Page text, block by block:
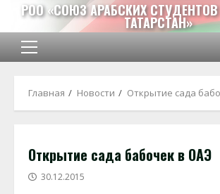
Перейти
содержимому
РОО «СОЮЗ АРАБСКИХ
ТАТАРСТАН»
Основное
Главная Новости Открытие сада
Открытие сада бабочек в ОАЭ
30.12.2015